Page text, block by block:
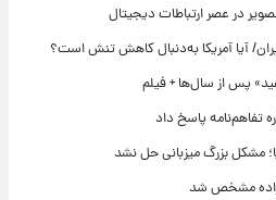
در عصر ارتباطات دیجیتال
آیا آمریکا به‌دنبال کاهش تنش است؟
پس از سال‌ها + فیلم
پاسخ داد
مشکل بزرگ میزبانی حل نشد
مشخص شد